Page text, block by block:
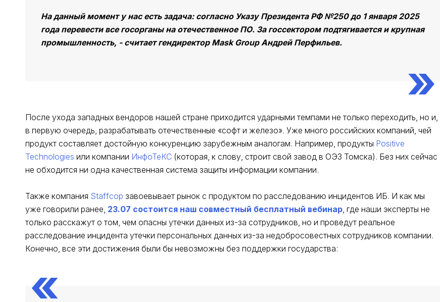
На данный момент у нас есть задача: согласно Указу Президента РФ №250 до 1 января 2025
года перевести все госорганы на отечественное ПО. За госсектором подтягивается и крупная
промышленность, - считает гендиректор Mask Group Андрей Перфильев.
После ухода западных вендоров нашей стране приходится ударными темпами не только переходить, но и,
в первую очередь, разрабатывать отечественные «софт и железо». Уже много российских компаний, чей
продукт составляет достойную конкуренцию зарубежным аналогам. Например, продукты Positive
Technologies или компании ИнфоТеКС(которая, к слову, строит свой завод в ОЭЗ Томска). Без них сейчас
не обходится ни одна качественная система защиты информации компании.
Также компания Staffcop завоевывает рынок с продуктом по расследованию инцидентов ИБ. И как мы
уже говорили ранее, 23.07 состоится наш совместный бесплатный вебинар, где наши эксперты не
только расскажут о том, чем опасны утечки данных из-за сотрудников, но и проведут реальное
расследование инцидента утечки персональных данных из-за недобросовестных сотрудников компании.
Конечно, все эти достижения были бы невозможны без поддержки государства: